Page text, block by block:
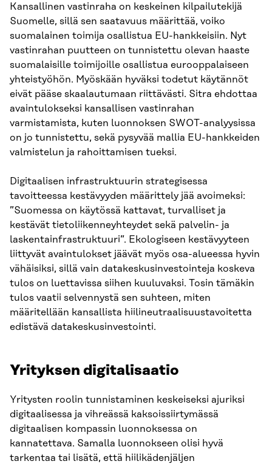
Kansallinen vastinraha on keskeinen kilpailutekijä
Suomelle, sillä sen saatavuus määrittää, voiko
suomalainen toimija osallistua EU-hankkeisiin. Nyt
vastinrahan puutteen on tunnistettu olevan haaste
suomalaisille toimijoille osallistua eurooppalaiseen
yhteistyöhön. Myöskään hyväksi todetut käytännöt
eivät pääse skaalautumaan riittävästi. Sitra ehdottaa
avaintulokseksi kansallisen vastinrahan
varmistamista, kuten luonnoksen SWOT-analyysissa
on jo tunnistettu, sekä pysyvää mallia EU-hankkeiden
valmistelun ja rahoittamisen tueksi.
Digitaalisen infrastruktuurin strategisessa
tavoitteessa kestävyyden määrittely jää avoimeksi:
”Suomessa on käytössä kattavat, turvalliset ja
kestävät tietoliikenneyhteydet sekä palvelin- ja
laskentainfrastruktuuri”. Ekologiseen kestävyyteen
liittyvät avaintulokset jäävät myös osa-alueessa hyvin
vähäisiksi, sillä vain datakeskusinvestointeja koskeva
tulos on luettavissa siihen kuuluvaksi. Tosin tämäkin
tulos vaatii selvennystä sen suhteen, miten
määritellään kansallista hiilineutraalisuustavoitetta
edistävä datakeskusinvestointi.
Yrityksen digitalisaatio
Yritysten roolin tunnistaminen keskeiseksi ajuriksi
digitaalisessa ja vihreässä kaksoissiirtymässä
digitaalisen kompassin luonnoksessa on
kannatettava. Samalla luonnokseen olisi hyvä
tarkentaa tai lisätä, että hiilikädenjäljen